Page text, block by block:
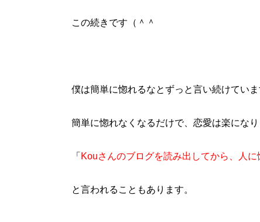
この続きです（＾＾
僕は簡単に惚れるなとずっと言い続けていま
簡単に惚れなくなるだけで、恋愛は楽になり
「 Kouさんのブログを読み出してから、人
と言われることもあります。